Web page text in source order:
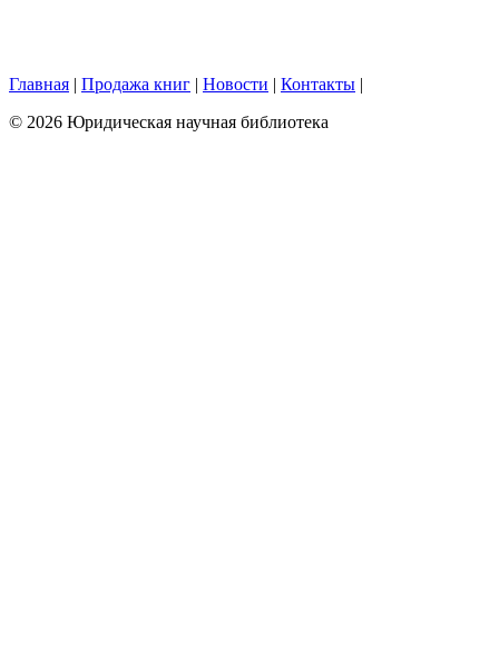
Главная | Продажа книг | Новости | Контакты |
© 2026 Юридическая научная библиотека